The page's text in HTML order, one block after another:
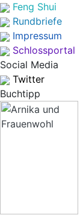
Feng Shui
Rundbriefe
Impressum
Schlossportal
Social Media
Twitter
Buchtipp